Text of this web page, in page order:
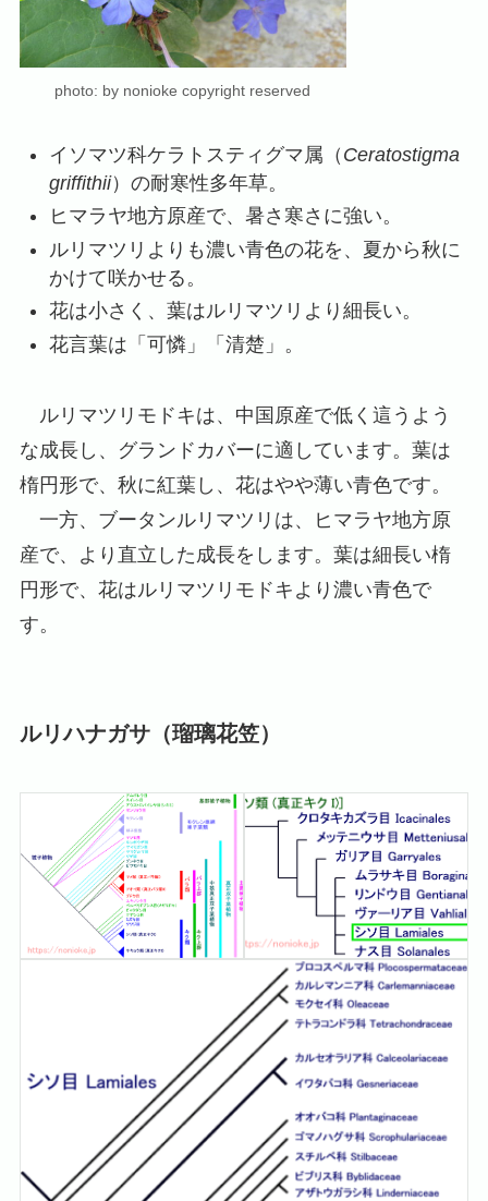
photo: by nonioke copyright reserved
イソマツ科ケラトスティグマ属（ Ceratostigma
griffithii）の耐寒性多年草。
ヒマラヤ地方原産で、暑さ寒さに強い。
ルリマツリよりも濃い青色の花を、夏から秋に
かけて咲かせる。
花は小さく、葉はルリマツリより細長い。
花言葉は「可憐」「清楚」。
ルリマツリモドキは、中国原産で低く這うよう
な成長し、グランドカバーに適しています。葉は
楕円形で、秋に紅葉し、花はやや薄い青色です。
一方、ブータンルリマツリは、ヒマラヤ地方原
産で、より直立した成長をします。葉は細長い楕
円形で、花はルリマツリモドキより濃い青色で
す。
ルリハナガサ（瑠璃花笠）